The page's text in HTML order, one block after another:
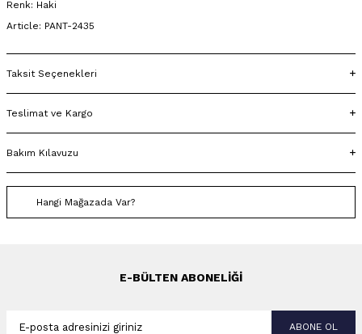
Renk: Haki
Article: PANT-2435
Taksit Seçenekleri
Teslimat ve Kargo
Bakım Kılavuzu
Hangi Mağazada Var?
E-BÜLTEN ABONELIĞI
ABONE OL